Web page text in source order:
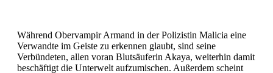
Während Obervampir Armand in der Polizistin Malicia eine
Verwandte im Geiste zu erkennen glaubt, sind seine
Verbündeten, allen voran Blutsäuferin Akaya, weiterhin damit
beschäftigt die Unterwelt aufzumischen. Außerdem scheint